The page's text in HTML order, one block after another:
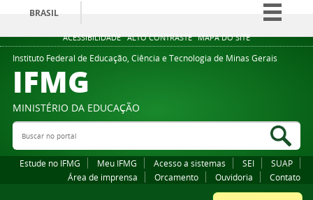
ACESSIBILIDADE ALTO CONTRASTE MAPA DO SITE
BRASIL
Simplifique!
Comunica BR
Legislação
Instituto Federal de Educação, Ciência e Tecnologia de Minas Gerais
IFMG
MINISTÉRIO DA EDUCAÇÃO
Buscar no portal
Estude no IFMG Meu IFMG Acesso a sistemas SEI
SUAP
Área de imprensa
Orcamento Ouvidoria Contato